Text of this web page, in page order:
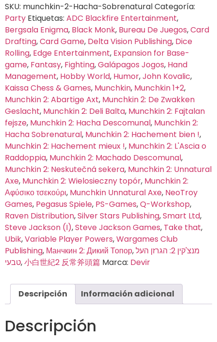
SKU: munchkin-2-Hacha-SobrenaturalCategoría:
Party Etiquetas: ADC Blackfire Entertainment,
Bergsala Enigma, Black Monk, Bureau De Juegos,Card
Drafting,Card Game, Delta Vision Publishing, Dice
Rolling, Edge Entertainment, Expansion for Base-
game, Fantasy, Fighting,Galápagos Jogos, Hand
Management, Hobby World, Humor,John Kovalic,
Kaissa Chess & Games, Munchkin, Munchkin 1+2,
Munchkin 2: Abartige Axt, Munchkin 2: De Zwakken
Geslacht, Munchkin 2: Deli Balta, Munchkin 2: Fajtalan
fejsze, Munchkin 2: Hacha Descomunal, Munchkin 2:
Hacha Sobrenatural, Munchkin 2: Hachement bien !,
Munchkin 2: Hachement mieux !, Munchkin 2: L'Ascia o
Raddoppia, Munchkin 2: Machado Descomunal,
Munchkin 2: Neskutečná sekera, Munchkin 2: Unnatural
Axe, Munchkin 2: Wielosieczny topór, Munchkin 2:
Αφύσικο τσεκούρι, Munchkin Unnatural Axe, NeoTroy
Games, Pegasus Spiele, PS-Games,Q-Workshop,
Raven Distribution,Silver Stars Publishing,Smart Ltd,
Steve Jackson (I),Steve Jackson Games, Take that,
Ubik,Variable Player Powers,Wargames Club
Publishing, Манчкин 2: Дикий Топор,מנצ'קין 2: הגרזן העל
טבעי,小白世紀2 反常斧頭篇 Marca: Devir
Descripción Información adicional
Descripción